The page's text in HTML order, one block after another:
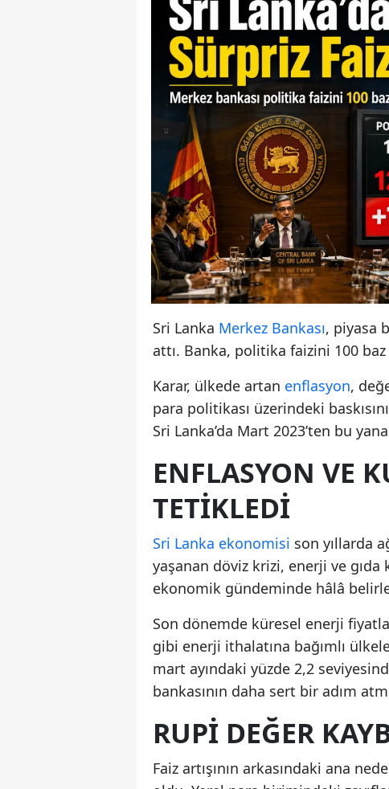
Sri Lanka Merkez Bankası, piyasa
attı. Banka, politika faizini 100
Karar, ülkede artan enflasyon,
para politikası üzerindeki
Sri Lanka’da Mart 2023’ten bu
ENFLASYON VE
TETIKLEDI
Sri Lanka ekonomisi son yıllarda
yaşanan döviz krizi, enerji ve gıda
ekonomik gündeminde hâlâ
Son dönemde küresel enerji
gibi enerji ithalatına bağımlı
mart ayındaki yüzde 2,2
bankasının daha sert bir adım
RUPI DEĞER
Faiz artışının arkasındaki ana